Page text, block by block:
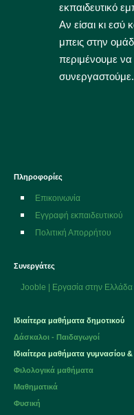
εκπαιδευτικό
Αν είσαι κι εσύ
μπεις στην
περιμένουμε
συνεργαστούμε.
Πληροφορίες
Επικοινωνία
Εγγραφή εκπαιδευτικού
Πολιτική Απορρήτου
Συνεργάτες
Jooble | Εργασία στην Ελλάδα
Ιδιαίτερα μαθήματα δημοτικού
Δάσκαλοι - Παιδαγωγοί
Ιδιαίτερα μαθήματα γυμνασίου &
Φιλολογικά μαθήματα
Μαθηματικά
Φυσική